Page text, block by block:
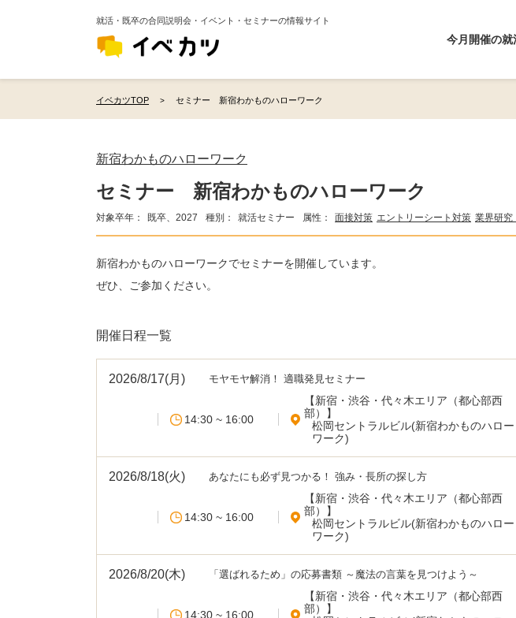
就活・既卒の合同説明会・イベント・セミナーの情報サイト
今月開催の就
イベカツTOP セミナー 新宿わかものハローワーク
新宿わかものハローワーク
セミナー 新宿わかものハローワーク
対象卒年： 既卒、2027 種別： 就活セミナー 属性： 面接対策 エントリーシート対策 業界研究
新宿わかものハローワークでセミナーを開催しています。
ぜひ、ご参加ください。
開催日程一覧
2026/8/17(月) モヤモヤ解消！ 適職発見セミナー
14:30 ~ 16:00
【新宿・渋谷・代々木エリア（都心部西
部）】
松岡セントラルビル(新宿わかものハロー
ワーク)
2026/8/18(火) あなたにも必ず見つかる！ 強み・長所の探し方
14:30 ~ 16:00
【新宿・渋谷・代々木エリア（都心部西
部）】
松岡セントラルビル(新宿わかものハロー
ワーク)
2026/8/20(木) 「選ばれるため」の応募書類 ～魔法の言葉を見つけよう～
14:30 ~ 16:00
【新宿・渋谷・代々木エリア（都心部西
部）】